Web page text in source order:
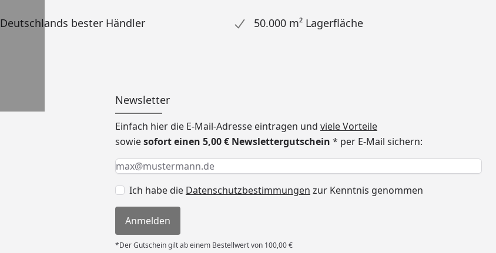
Deutschlands bester Händler 50.000 m² Lagerfläche
Newsletter
Einfach hier die E-Mail-Adresse eintragen und viele Vorteile
sowiesofort einen 5,00 € Newslettergutschein * per E-Mail sichern:
Keine Eingabe erforderlich
Eingabe erforderlich
E-Mail *
Ich habe die Datenschutzbestimmungen zur Kenntnis genommen
Anmelden
*Der Gutschein gilt ab einem Bestellwert von 100,00 €